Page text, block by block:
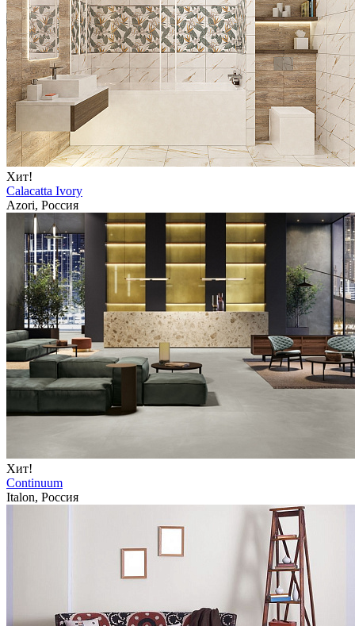
Хит!
Calacatta Ivory
Azori, Россия
Хит!
Continuum
Italon, Россия